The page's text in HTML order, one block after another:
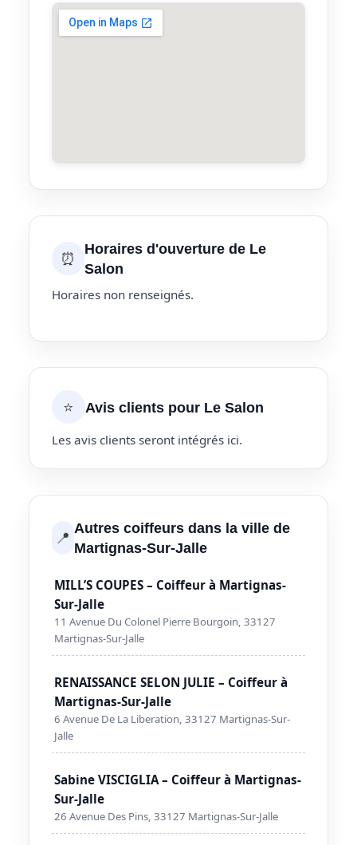
⏰
Horaires d'ouverture de Le
Salon
Horaires non renseignés.
⭐ Avis clients pour Le Salon
Les avis clients seront intégrés ici.
📍 Autres coiffeurs dans la ville de
Martignas-Sur-Jalle
MILL’S COUPES – Coiffeur à Martignas-
Sur-Jalle
11 Avenue Du Colonel Pierre Bourgoin, 33127
Martignas-Sur-Jalle
RENAISSANCE SELON JULIE – Coiffeur à
Martignas-Sur-Jalle
6 Avenue De La Liberation, 33127 Martignas-Sur-
Jalle
Sabine VISCIGLIA – Coiffeur à Martignas-
Sur-Jalle
26 Avenue Des Pins, 33127 Martignas-Sur-Jalle